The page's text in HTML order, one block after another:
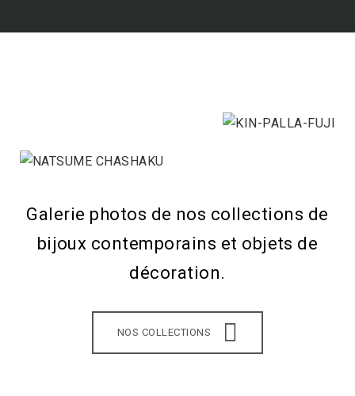
Galerie photos de nos collections de
bijoux contemporains et objets de
décoration.
NOS COLLECTIONS